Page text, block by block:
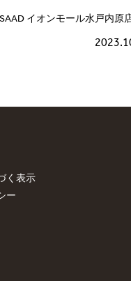
SAAD イオンモール水戸内原
く表示
ー